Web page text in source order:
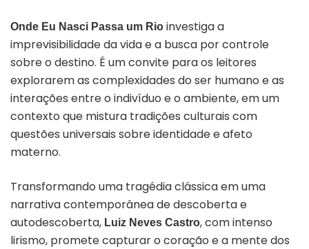
Onde Eu Nasci Passa um Rio investiga a
imprevisibilidade da vida e a busca por controle
sobre o destino. É um convite para os leitores
explorarem as complexidades do ser humano e as
interações entre o indivíduo e o ambiente, em um
contexto que mistura tradições culturais com
questões universais sobre identidade e afeto
materno.
Transformando uma tragédia clássica em uma
narrativa contemporânea de descoberta e
autodescoberta, Luiz Neves Castro, com intenso
lirismo, promete capturar o coração e a mente dos